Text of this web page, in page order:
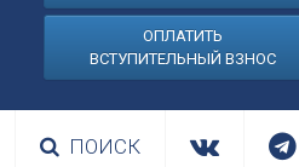
ОПЛАТИТЬ
ВСТУПИТЕЛЬНЫЙ ВЗНОС
ПОИСК